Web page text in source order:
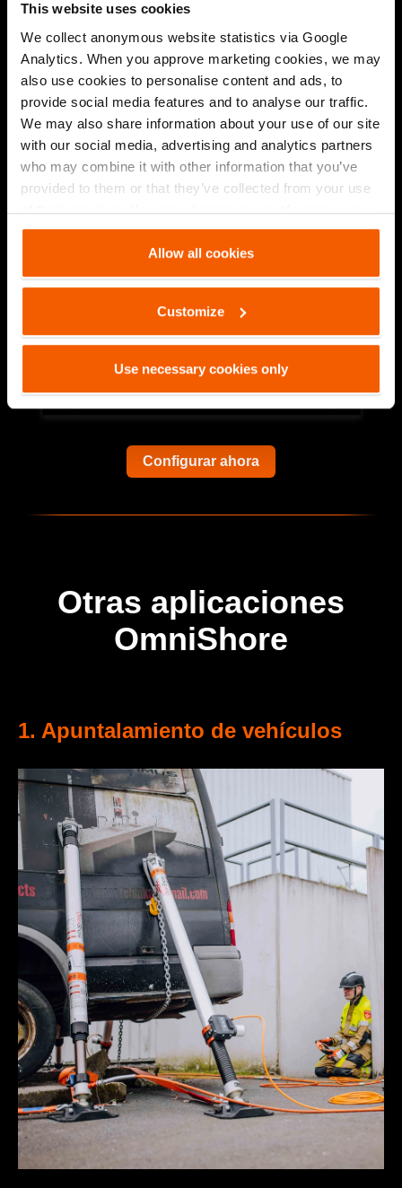
This website uses cookies
We collect anonymous website statistics via Google
Analytics. When you approve marketing cookies, we may
also use cookies to personalise content and ads, to
provide social media features and to analyse our traffic.
We may also share information about your use of our site
with our social media, advertising and analytics partners
who may combine it with other information that you’ve
provided to them or that they’ve collected from your use
of their services. You can change your preferences via
Settings. See ourcookiestatement.
Allow all cookies
Customize
Use necessary cookies only
que mejor se adapte a
sus necesidades
con el sencillo
configurador
OmniShore.
Configurar ahora
Otras aplicaciones
OmniShore
1. Apuntalamiento de vehículos